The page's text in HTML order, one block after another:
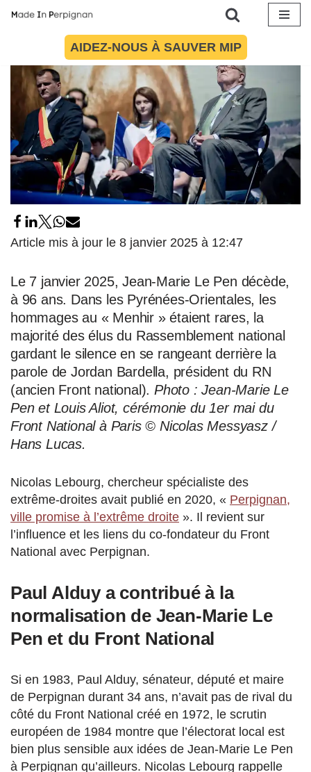
contenu
AIDEZ-NOUS À SAUVER MIP
Article mis à jour le 8 janvier 2025 à 12:47
Le 7 janvier 2025, Jean-Marie Le Pen décède,
à 96 ans. Dans les Pyrénées-Orientales, les
hommages au « Menhir » étaient rares, la
majorité des élus du Rassemblement national
gardant le silence en se rangeant derrière la
parole de Jordan Bardella, président du RN
(ancien Front national). Photo : Jean-Marie Le
Pen et Louis Aliot, cérémonie du 1er mai du
Front National à Paris © Nicolas Messyasz /
Hans Lucas.
Nicolas Lebourg, chercheur spécialiste des
extrême-droites avait publié en 2020, « Perpignan,
ville promise à l’extrême droite ». Il revient sur
l’influence et les liens du co-fondateur du Front
National avec Perpignan.
Paul Alduy a contribué à la
normalisation de Jean-Marie Le
Pen et du Front National
Si en 1983, Paul Alduy, sénateur, député et maire
de Perpignan durant 34 ans, n’avait pas de rival du
côté du Front National créé en 1972, le scrutin
européen de 1984 montre que l’électorat local est
bien plus sensible aux idées de Jean-Marie Le Pen
à Perpignan qu’ailleurs. Nicolas Lebourg rappelle